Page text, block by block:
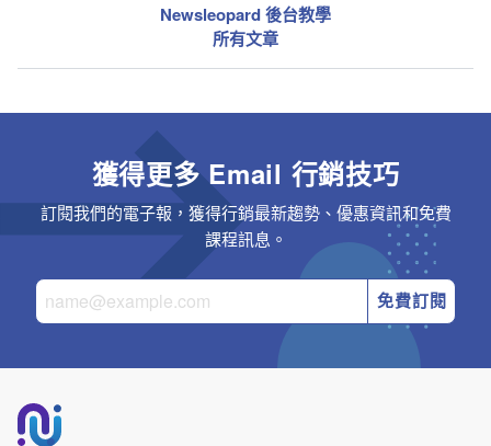
Newsleopard 後台教學
所有文章
獲得更多 Email 行銷技巧
訂閱我們的電子報，獲得行銷最新趨勢、優惠資訊和免費
課程訊息。
免費訂閱